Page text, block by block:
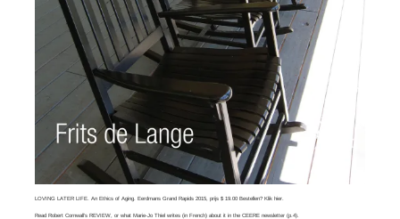
LOVING LATER LIFE. An Ethics of Aging. Eerdmans Grand Rapids 2015, prijs $ 19.00 Bestellen? Klikhier
ReadRobert Cornwall’s REVIEW , or whatMarie-Jo Thiel writes (in French) about it in the CEERE newsletter (p.4).